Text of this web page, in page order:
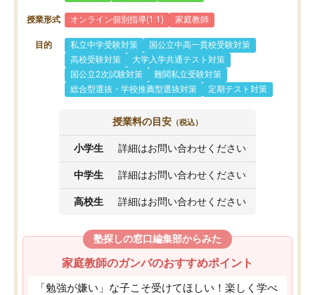
授業形式 オンライン個別指導(1:1) 家庭教師
目的 私立中学受験対策
国公立中高一貫校受験対策
高校受験対策
大学入学共通テスト対策
国公立2次試験対策
難関私立受験対策
総合型選抜・学校推薦型選抜対策
定期テスト対策
授業料の目安 （税込）
小学生 詳細はお問い合わせください
中学生 詳細はお問い合わせください
高校生 詳細はお問い合わせください
塾探しの窓口編集部からみた
家庭教師のガンバのおすすめポイント
「勉強が嫌い」な子こそ受けてほしい！楽しく学べ